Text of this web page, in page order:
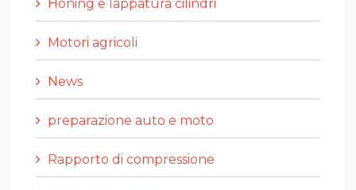
Honing e lappatura cilindri
Motori agricoli
News
preparazione auto e moto
Rapporto di compressione